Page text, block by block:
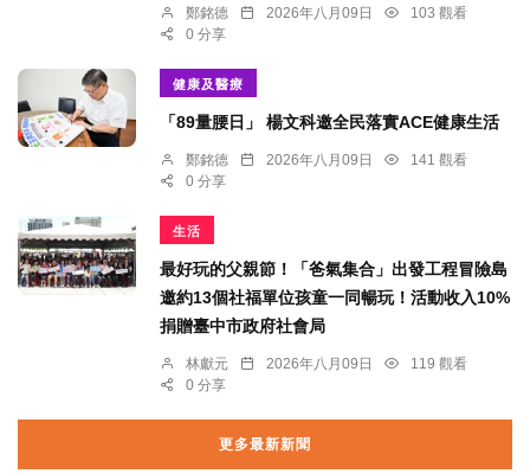
鄭銘德 2026年八月09日
103 觀看
0 分享
健康及醫療
「89量腰日」 楊文科邀全民落實ACE健康生活
鄭銘德 2026年八月09日
141 觀看
0 分享
生活
最好玩的父親節！「爸氣集合」出發工程冒險島
邀約13個社福單位孩童一同暢玩！活動收入10%
捐贈臺中市政府社會局
林獻元 2026年八月09日
119 觀看
0 分享
更多最新新聞